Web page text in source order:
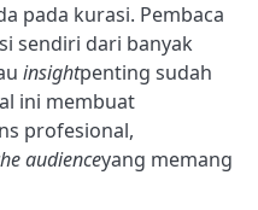
pada kurasi. Pembaca
sendiri dari banyak
insightpenting sudah
ini membuat
profesional,
audienceyang memang